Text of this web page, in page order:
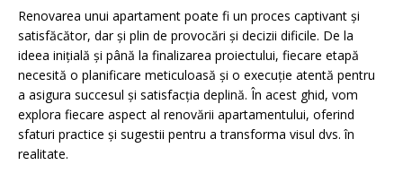
Renovarea unui apartament poate fi un proces captivant și
satisfăcător, dar și plin de provocări și decizii dificile. De la
ideea inițială și până la finalizarea proiectului, fiecare etapă
necesită o planificare meticuloasă și o execuție atentă pentru
a asigura succesul și satisfacția deplină. În acest ghid, vom
explora fiecare aspect al renovării apartamentului, oferind
sfaturi practice și sugestii pentru a transforma visul dvs. în
realitate.